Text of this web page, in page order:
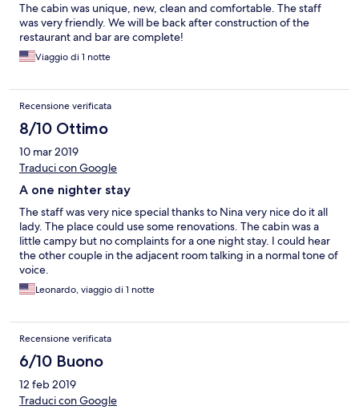
The cabin was unique, new, clean and comfortable. The staff
was very friendly. We will be back after construction of the
restaurant and bar are complete!
Viaggio di 1 notte
Recensione verificata
8/10 Ottimo
10 mar 2019
Traduci con Google
A one nighter stay
The staff was very nice special thanks to Nina very nice do it all
lady. The place could use some renovations. The cabin was a
little campy but no complaints for a one night stay. I could hear
the other couple in the adjacent room talking in a normal tone of
voice.
Leonardo, viaggio di 1 notte
Recensione verificata
6/10 Buono
12 feb 2019
Traduci con Google